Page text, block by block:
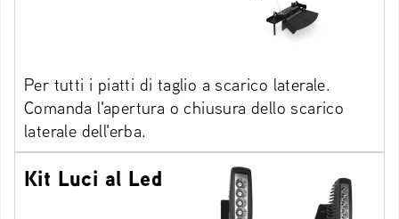
Per tutti i piatti di taglio a scarico laterale.
Comanda l'apertura o chiusura dello scarico
laterale dell'erba.
Kit Luci al Led